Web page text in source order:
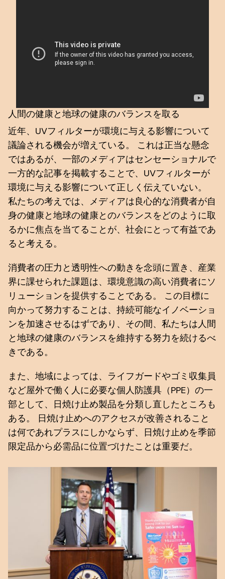
人間の健康と地球の健康のバランスを取る
近年、UVフィルターが環境に与える影響について
議論される機会が増えている。 これは正当な懸念
ではあるが、一部のメディアはセンセーショナルで
一方的な記事を掲載することで、UVフィルターが
環境に与える影響について正しく伝えていない。
私たちの考えでは、メディアは良心的な消費者が自
身の健康と地球の健康とのバランスをどのように取
るかに焦点を当てることが、社会にとって有益であ
ると考える。
消費者の圧力と透明性への動きを念頭に置き、産業
界に課せられた課題は、環境意識の高い消費者にソ
リューションを提供することである。 この目標に
向かって努力することは、持続可能なイノベーショ
ンを加速させるはずであり、その間、私たちは人間
と地球の健康のバランスを維持する努力を続けるべ
きである。
また、地域によっては、ライフガードやゴミ収集員
など屋外で働く人に必要な個人防護具（PPE）の一
部として、日焼け止め製品を分類し直したところも
ある。 日焼け止めへのアクセスが改善されること
は何であれプラスにしかならず、日焼け止めを季節
限定品から必需品に位置づけたことは重要だ。